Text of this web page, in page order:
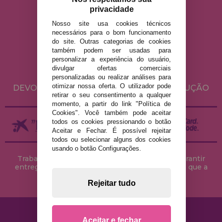
AVISO LEGAL
POLÍTICA DE PRIVACIDADE
POLÍTICA DE COOKIES
ENVIO E DEVOLUÇÕES
DEVOLUÇÕES / DIREITO DE LIVRE RESOLUÇÃO
Trabalhamos com stocks permanentes para garantir
entregas rápidas no território peninsular, desde que a
privacidade
Nosso site usa cookies técnicos
necessários para o bom funcionamento
do site. Outras categorias de cookies
também podem ser usadas para
personalizar a experiência do usuário,
divulgar ofertas comerciais
personalizadas ou realizar análises para
otimizar nossa oferta. O utilizador pode
retirar o seu consentimento a qualquer
momento, a partir do link "Política de
Cookies". Você também pode aceitar
todos os cookies pressionando o botão
Aceitar e Fechar. É possível rejeitar
todos ou selecionar alguns dos cookies
usando o botão Configurações.
Rejeitar tudo
Aceitar e fechar